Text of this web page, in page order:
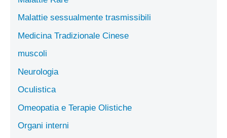
Malattie sessualmente trasmissibili
Medicina Tradizionale Cinese
muscoli
Neurologia
Oculistica
Omeopatia e Terapie Olistiche
Organi interni